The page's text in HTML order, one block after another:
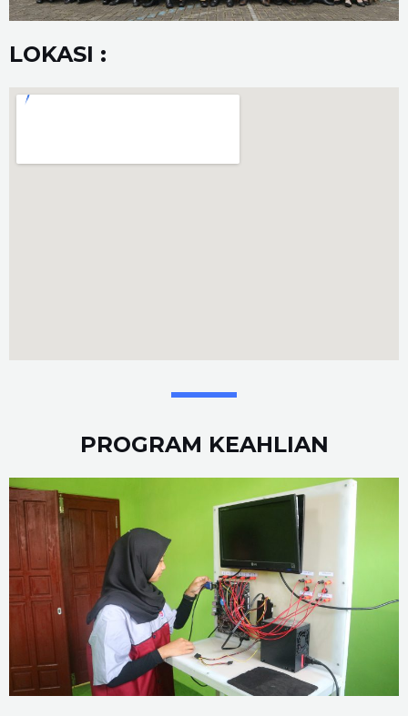
LOKASI :
PROGRAM KEAHLIAN